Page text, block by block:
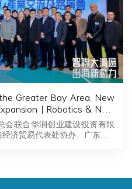
Greater Bay Area, New
| Robotics & New
Roadshow Successfully
会联合华润创业建设投资有限
济贸易代表处协办，广东…